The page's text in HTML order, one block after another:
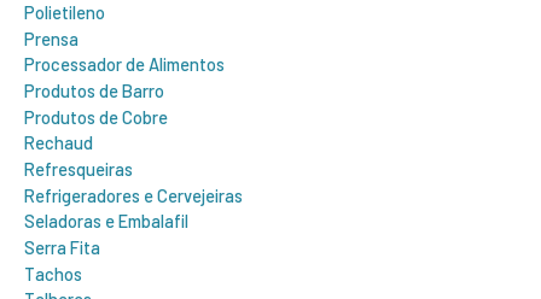
Polietileno
Prensa
Processador de Alimentos
Produtos de Barro
Produtos de Cobre
Rechaud
Refresqueiras
Refrigeradores e Cervejeiras
Seladoras e Embalafil
Serra Fita
Tachos